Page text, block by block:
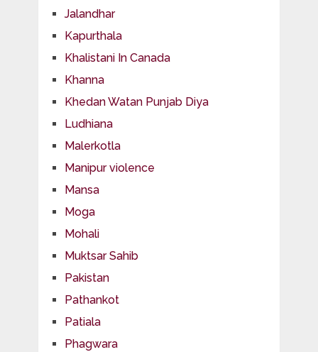
Jalandhar
Kapurthala
Khalistani In Canada
Khanna
Khedan Watan Punjab Diya
Ludhiana
Malerkotla
Manipur violence
Mansa
Moga
Mohali
Muktsar Sahib
Pakistan
Pathankot
Patiala
Phagwara